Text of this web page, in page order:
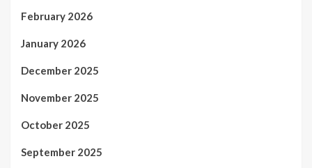
February 2026
January 2026
December 2025
November 2025
October 2025
September 2025